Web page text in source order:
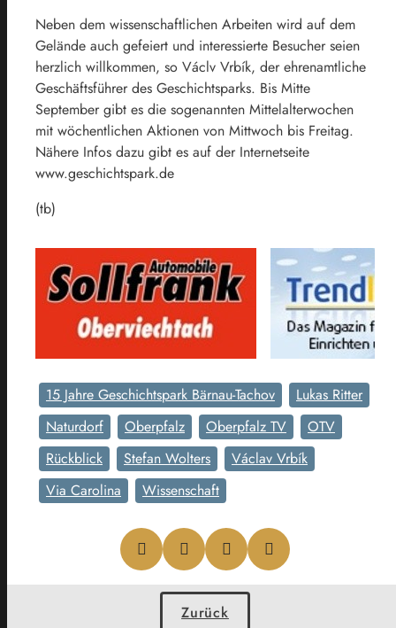
Neben dem wissenschaftlichen Arbeiten wird auf dem
Gelände auch gefeiert und interessierte Besucher seien
herzlich willkommen, so Václv Vrbík, der ehrenamtliche
Geschäftsführer des Geschichtsparks. Bis Mitte
September gibt es die sogenannten Mittelalterwochen
mit wöchentlichen Aktionen von Mittwoch bis Freitag.
Nähere Infos dazu gibt es auf der Internetseite
www.geschichtspark.de
(tb)
15 Jahre Geschichtspark Bärnau-Tachov
Lukas Ritter
Naturdorf
Oberpfalz Oberpfalz TV
OTV
Rückblick
Stefan Wolters
Václav Vrbík
Via Carolina
Wissenschaft
Zurück